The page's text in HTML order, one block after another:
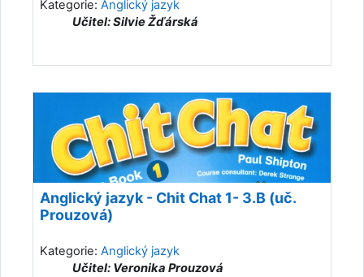
Kategorie: Anglický jazyk
Učitel: Silvie Žďárská
Anglický jazyk - Chit Chat 1- 3.B (uč.
Prouzová)
Kategorie: Anglický jazyk
Učitel: Veronika Prouzová